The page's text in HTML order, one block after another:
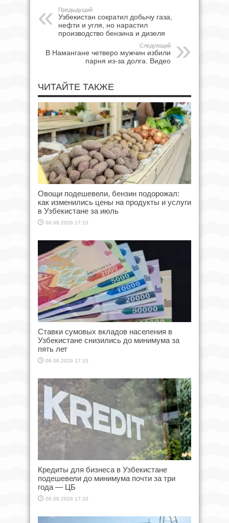
Предыдущий
Узбекистан сократил добычу газа,
нефти и угля, но нарастил
производство бензина и дизеля
Следующий
В Намангане четверо мужчин избили
парня из-за долга. Видео
ЧИТАЙТЕ ТАКЖЕ
Овощи подешевели, бензин подорожал:
как изменились цены на продукты и услуги
в Узбекистане за июль
06.08.2026 17:10
Ставки сумовых вкладов населения в
Узбекистане снизились до минимума за
пять лет
06.08.2026 17:10
Кредиты для бизнеса в Узбекистане
подешевели до минимума почти за три
года — ЦБ
06.08.2026 17:10